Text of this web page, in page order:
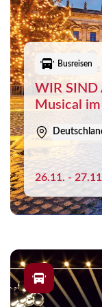
Busreisen
WIR SIND
Musical
26.11. -